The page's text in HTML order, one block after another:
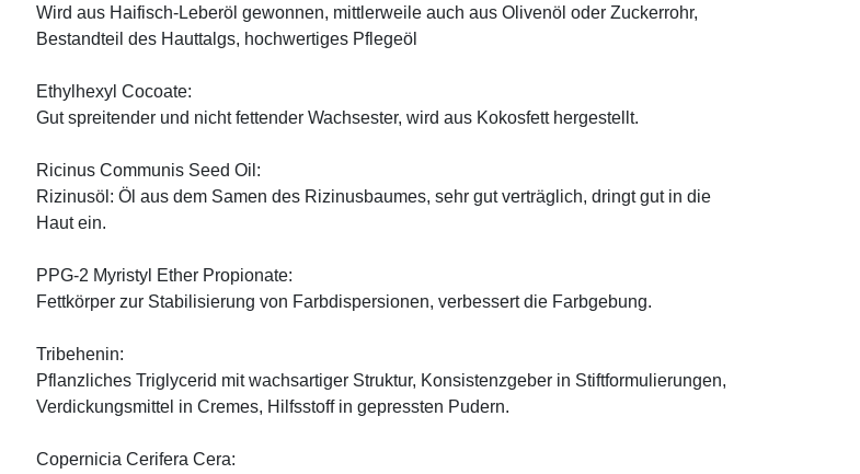
Wird aus Haifisch-Leberöl gewonnen, mittlerweile auch aus Olivenöl oder Zuckerrohr,
Bestandteil des Hauttalgs, hochwertiges Pflegeöl
Ethylhexyl Cocoate:
Gut spreitender und nicht fettender Wachsester, wird aus Kokosfett hergestellt.
Ricinus Communis Seed Oil:
Rizinusöl: Öl aus dem Samen des Rizinusbaumes, sehr gut verträglich, dringt gut in die
Haut ein.
PPG-2 Myristyl Ether Propionate:
Fettkörper zur Stabilisierung von Farbdispersionen, verbessert die Farbgebung.
Tribehenin:
Pflanzliches Triglycerid mit wachsartiger Struktur, Konsistenzgeber in Stiftformulierungen,
Verdickungsmittel in Cremes, Hilfsstoff in gepressten Pudern.
Copernicia Cerifera Cera: